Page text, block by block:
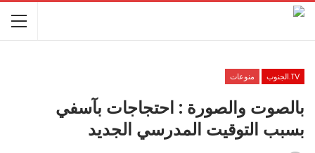
TV.الجنوب منوعات
بالصوت والصورة : احتجاجات بآسفي
بسبب التوقيت المدرسي الجديد